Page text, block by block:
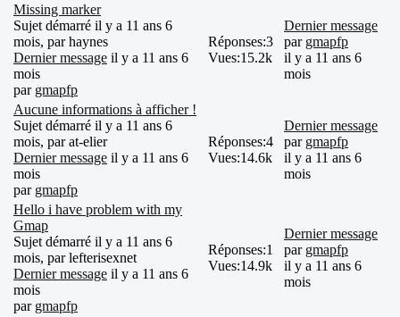
Missing marker
Sujet démarré il y a 11 ans 6
mois, parhaynes
Dernier message il y a 11 ans 6
mois
par gmapfp
Réponses:3
Vues:15.2k
Dernier message
par gmapfp
il y a 11 ans 6
mois
Aucune informations à afficher !
Sujet démarré il y a 11 ans 6
mois, parat-elier
Dernier message il y a 11 ans 6
mois
par gmapfp
Réponses:4
Vues:14.6k
Dernier message
par gmapfp
il y a 11 ans 6
mois
Hello i have problem with my
Gmap
Sujet démarré il y a 11 ans 6
mois, parlefterisexnet
Dernier message il y a 11 ans 6
mois
par gmapfp
Réponses:1
Vues:14.9k
Dernier message
par gmapfp
il y a 11 ans 6
mois